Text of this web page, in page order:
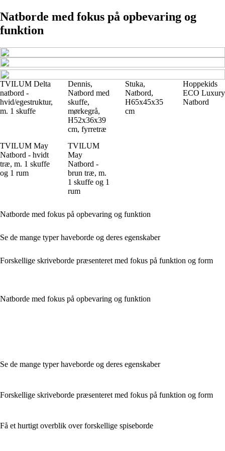
Natborde med fokus på opbevaring og
funktion
TVILUM Delta
natbord -
hvid/egestruktur,
m. 1 skuffe
Dennis,
Natbord med
skuffe,
mørkegrå,
H52x36x39
cm, fyrretræ
Stuka,
Natbord,
H65x45x35
cm
Hoppekids
ECO Luxury
Natbord
TVILUM May
Natbord - hvidt
træ, m. 1 skuffe
og 1 rum
TVILUM
May
Natbord -
brun træ, m.
1 skuffe og 1
rum
Natborde med fokus på opbevaring og funktion
Se de mange typer haveborde og deres egenskaber
Forskellige skriveborde præsenteret med fokus på funktion og form
Natborde med fokus på opbevaring og funktion
Se de mange typer haveborde og deres egenskaber
Forskellige skriveborde præsenteret med fokus på funktion og form
Få et hurtigt overblik over forskellige spiseborde